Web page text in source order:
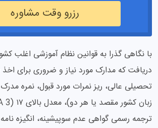
رزرو وقت مشاوره
با نگاهی گذرا به قوانین نظام آموزشی اغلب
دریافت که مدارک مورد نیاز و ضروری برای
تحصیلی عالی، ریز نمرات مورد قبول، نمره
ترجمه رسمی گواهی عدم سوپیشینه، انگیزه نامه